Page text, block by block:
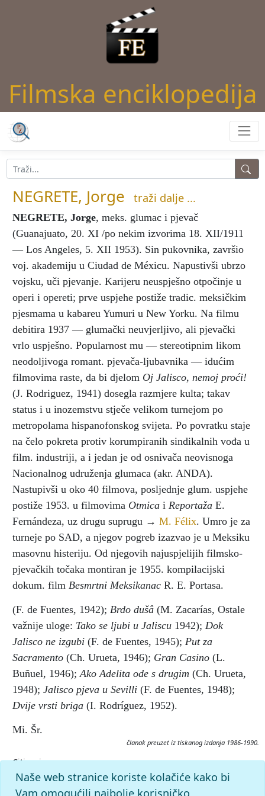
Filmska enciklopedija
NEGRETE, Jorge traži dalje ...
NEGRETE, Jorge, meks. glumac i pjevač
(Guanajuato, 20. XI /po nekim izvorima 18. XII/1911
— Los Angeles, 5. XII 1953). Sin pukovnika, završio
voj. akademiju u Ciudad de Méxicu. Napustivši ubrzo
vojsku, uči pjevanje. Karijeru neuspješno otpočinje u
operi i opereti; prve uspjehe postiže tradic. meksičkim
pjesmama u kabareu Yumuri u New Yorku. Na filmu
debitira 1937 — glumački neuvjerljivo, ali pjevački
vrlo uspješno. Popularnost mu — stereotipnim likom
neodoljivoga romant. pjevača-ljubavnika — idućim
filmovima raste, da bi djelom Oj Jalisco, nemoj proći!
(J. Rodriguez, 1941) dosegla razmjere kulta; takav
status i u inozemstvu stječe velikom turnejom po
metropolama hispanofonskog svijeta. Po povratku staje
na čelo pokreta protiv korumpiranih sindikalnih vođa u
film. industriji, a i jedan je od osnivača neovisnoga
Nacionalnog udruženja glumaca (akr. ANDA).
Nastupivši u oko 40 filmova, posljednje glum. uspjehe
postiže 1953. u filmovima Otmica i Reportaža E.
Fernándeza, uz drugu suprugu → M. Félix. Umro je za
turneje po SAD, a njegov pogreb izazvao je u Meksiku
masovnu histeriju. Od njegovih najuspjelijih filmsko-
pjevačkih točaka montiran je 1955. kompilacijski
dokum. film Besmrtni Meksikanac R. E. Portasa.
(F. de Fuentes, 1942); Brdo dušâ (M. Zacarías, Ostale
važnije uloge: Tako se ljubi u Jaliscu 1942); Dok
Jalisco ne izgubi (F. de Fuentes, 1945); Put za
Sacramento (Ch. Urueta, 1946); Gran Casino (L.
Buñuel, 1946);Ako Adelita ode s drugim (Ch. Urueta,
1948); Jalisco pjeva u Sevilli (F. de Fuentes, 1948);
Dvije vrsti briga (I. Rodríguez, 1952).
Mi. Šr.
članak preuzet iz tiskanog izdanja 1986-1990.
Citiranje:
NEGRETE, Jorge.Filmska enciklopedija (1986-90), mrežno
izdanje.
Leksikografski zavod Miroslav Krleža, 2026.
Naše web stranice koriste kolačiće kako bi
Vam omogućili najbolje korisničko